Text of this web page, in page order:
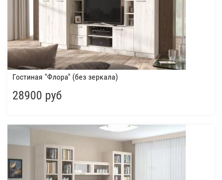
Гостиная "Флора" (без зеркала)
28900 руб